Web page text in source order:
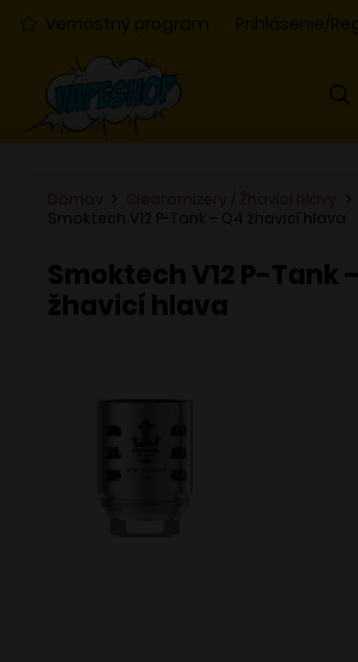
Vernostný program Prihlásenie/
Smoktech V12 P-Tank – Q4 žhavicí hlava
Smoktech V12 P-Tank
žhavicí hlava